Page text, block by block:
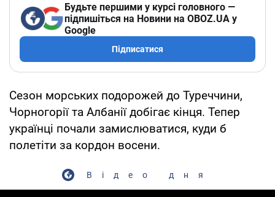
Будьте першими у курсі головного —
підпишіться на Новини на OBOZ.UA у
Google
Підписатися
Сезон морських подорожей до Туреччини,
Чорногорії та Албанії добігає кінця. Тепер
українці почали замислюватися, куди б
полетіти за кордон восени.
Відео дня